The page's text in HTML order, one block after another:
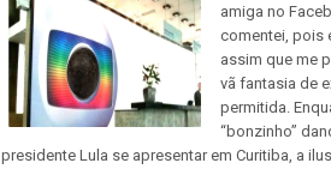
amiga no
comentei, pois
assim que me
vã fantasia de
permitida.
“bonzinho”
presidente Lula se apresentar em Curitiba, a